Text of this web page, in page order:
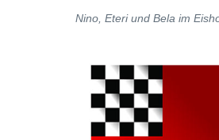
Nino, Eteri und Bela im